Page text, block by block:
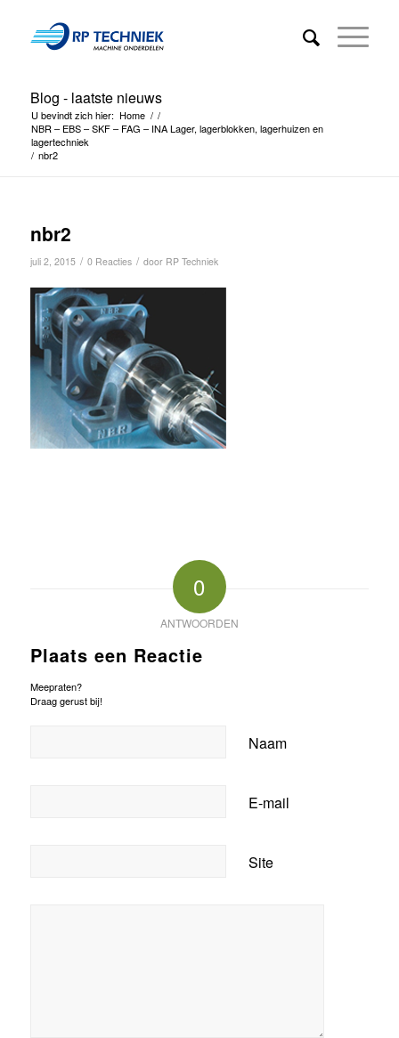
Blog - laatste nieuws
U bevindt zich hier: Home / /
NBR – EBS – SKF – FAG – INA Lager, lagerblokken, lagerhuizen en
lagertechniek
/ nbr2
nbr2
juli 2, 2015 / 0 Reacties / door RP Techniek
0
ANTWOORDEN
Plaats een Reactie
Meepraten?
Draag gerust bij!
Naam
E-mail
Site